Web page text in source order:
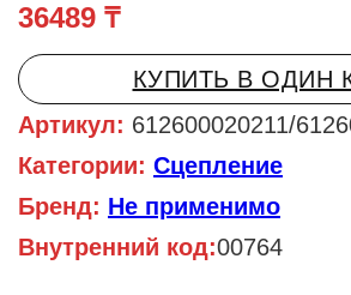
ц
е
к
а
0
и
з
5
36489 ₸
КУПИТЬ В ОДИН
Артикул: 612600020211/
Категории: Сцепление
Бренд: Не применимо
Внутренний код:00764